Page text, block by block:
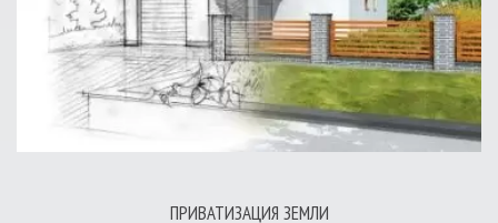
ПРИВАТИЗАЦИЯ ЗЕМЛИ